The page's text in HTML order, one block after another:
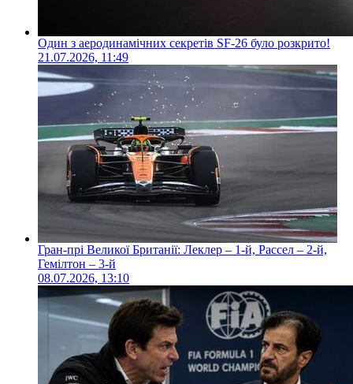
Один з аеродинамічних секретів SF-26 було розкрито!
21.07.2026, 11:49
Гран-прі Великої Британії: Леклер – 1-й, Рассел – 2-й,
Гемілтон – 3-й
08.07.2026, 13:10